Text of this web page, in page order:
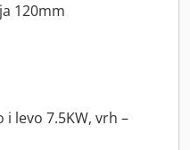
120mm
levo 7.5KW, vrh –